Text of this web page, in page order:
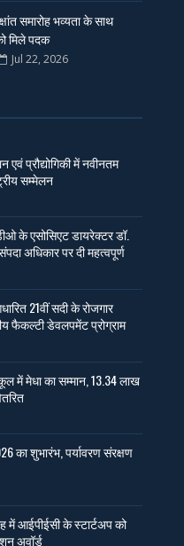
समारोह भव्यता के साथ
मिले पदक
Jul 22, 2026
एवं प्रौद्योगिकी में नवीनतम
सम्मेलन
के एसोसिएट डायरेक्टर डॉ.
अधिकार पर दी महत्वपूर्ण
21वीं सदी के रोजगार
फैकल्टी डेवलपमेंट प्रोग्राम
में मेधा का सम्मान, 13.34 लाख
का शुभारंभ, पर्यावरण संरक्षण
में आईपीईसी के स्टार्टअप को
अवॉर्ड